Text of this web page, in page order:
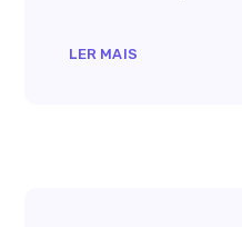
LER MAIS